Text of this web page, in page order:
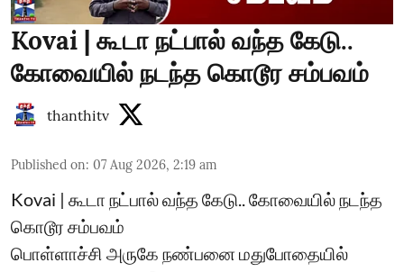
Kovai | கூடா நட்பால் வந்த கேடு..
கோவையில் நடந்த கொடூர சம்பவம்
thanthitv
Published on: 07 Aug 2026, 2:19 am
Kovai | கூடா நட்பால் வந்த கேடு.. கோவையில் நடந்த
கொடூர சம்பவம்
பொள்ளாச்சி அருகே நண்பனை மதுபோதையில்